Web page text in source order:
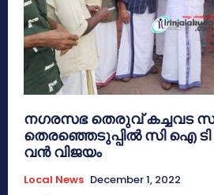
നഗരസഭ തെരുവ് കച്ചവട
തെരഞ്ഞെടുപ്പിൽ സി ഐ
വൻ വിജയം
Local News December 1, 2022